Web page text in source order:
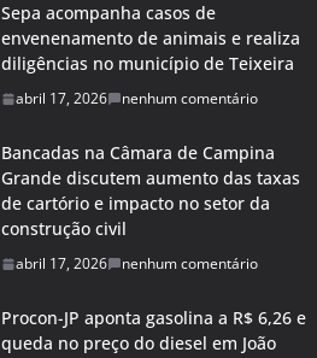
Sepa acompanha casos de
envenenamento de animais e realiza
diligências no município de Teixeira
abril 17, 2026 nenhum comentário
Bancadas na Câmara de Campina
Grande discutem aumento das taxas
de cartório e impacto no setor da
construção civil
abril 17, 2026 nenhum comentário
Procon-JP aponta gasolina a R$ 6,26 e
queda no preço do diesel em João